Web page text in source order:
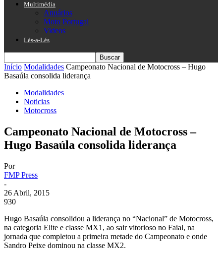
Multimédia
Anuários
Moto Portugal
Videos
Lés-a-Lés
Início Modalidades Campeonato Nacional de Motocross – Hugo
Basaúla consolida liderança
Modalidades
Noticias
Motocross
Campeonato Nacional de Motocross –
Hugo Basaúla consolida liderança
Por
FMP Press
-
26 Abril, 2015
930
Hugo Basaúla consolidou a liderança no “Nacional” de Motocross,
na categoria Elite e classe MX1, ao sair vitorioso no Faial, na
jornada que completou a primeira metade do Campeonato e onde
Sandro Peixe dominou na classe MX2.